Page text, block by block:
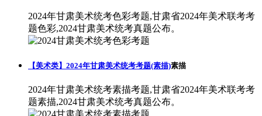
2024年甘肃美术统考色彩考题,甘肃省2024年美术联考考
题色彩,2024甘肃美术统考真题公布。
【美术类】2024年甘肃美术统考考题(素描)素描
2024年甘肃美术统考素描考题,甘肃省2024年美术联考考
题素描,2024甘肃美术统考真题公布。